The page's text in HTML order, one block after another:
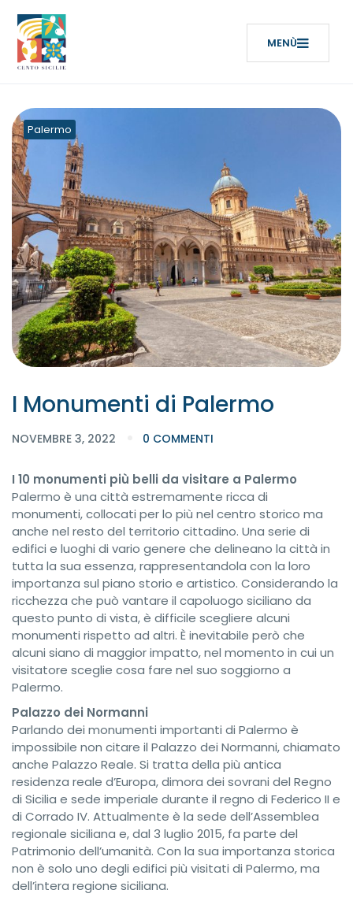
Palermo
I Monumenti di Palermo
NOVEMBRE 3, 2022 0 COMMENTI
I 10 monumenti più belli da visitare a Palermo
Palermo è una città estremamente ricca di
monumenti, collocati per lo più nel centro storico ma
anche nel resto del territorio cittadino. Una serie di
edifici e luoghi di vario genere che delineano la città in
tutta la sua essenza, rappresentandola con la loro
importanza sul piano storio e artistico. Considerando la
ricchezza che può vantare il capoluogo siciliano da
questo punto di vista, è difficile scegliere alcuni
monumenti rispetto ad altri. È inevitabile però che
alcuni siano di maggior impatto, nel momento in cui un
visitatore sceglie cosa fare nel suo soggiorno a
Palermo.
Palazzo dei Normanni
Parlando dei monumenti importanti di Palermo è
impossibile non citare il Palazzo dei Normanni, chiamato
anche Palazzo Reale. Si tratta della più antica
residenza reale d’Europa, dimora dei sovrani del Regno
di Sicilia e sede imperiale durante il regno di Federico II e
di Corrado IV. Attualmente è la sede dell’Assemblea
regionale siciliana e, dal 3 luglio 2015, fa parte del
Patrimonio dell’umanità. Con la sua importanza storica
non è solo uno degli edifici più visitati di Palermo, ma
dell’intera regione siciliana.